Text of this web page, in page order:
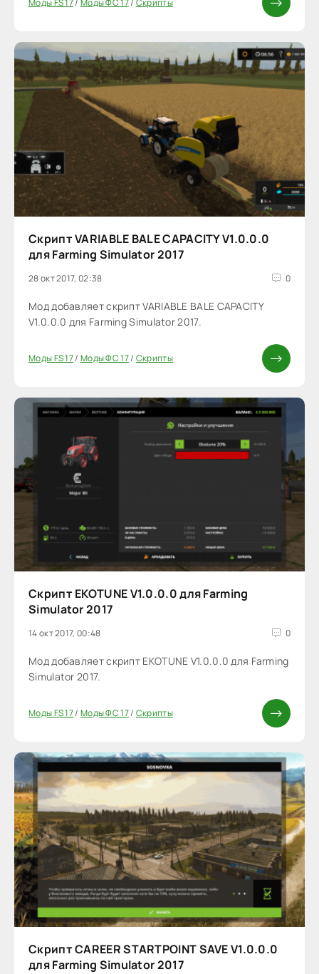
Скрипт VARIABLE BALE CAPACITY V1.0.0.0
для Farming Simulator 2017
28 окт 2017, 02:38 0
Мод добавляет скрипт VARIABLE BALE CAPACITY
V1.0.0.0 для Farming Simulator 2017.
Моды FS 17/ Моды ФС 17/ Скрипты
Скрипт EKOTUNE V1.0.0.0 для Farming
Simulator 2017
14 окт 2017, 00:48 0
Мод добавляет скрипт EKOTUNE V1.0.0.0 для Farming
Simulator 2017.
Моды FS 17/ Моды ФС 17/ Скрипты
Скрипт CAREER STARTPOINT SAVE V1.0.0.0
для Farming Simulator 2017